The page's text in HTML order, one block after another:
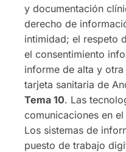
y documentación
derecho de
intimidad; el respeto
el consentimiento
informe de alta y
tarjeta sanitaria de
Tema 10. Las
comunicaciones en
Los sistemas de
puesto de trabajo